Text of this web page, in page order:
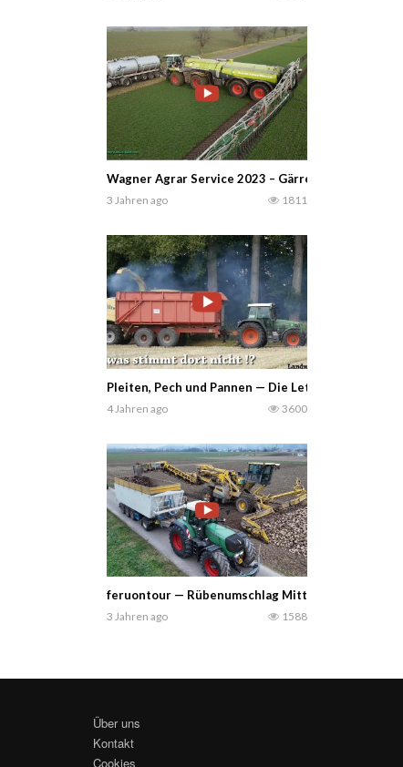
Wagner Agrar Service 2023 – Gärreste
3 Jahren ago 1811
Pleiten, Pech und Pannen — Die Letzten Jahre ist
4 Jahren ago 3600
feruontour — Rübenumschlag Mittelland beim
3 Jahren ago 1588
Über uns
Kontakt
Cookies